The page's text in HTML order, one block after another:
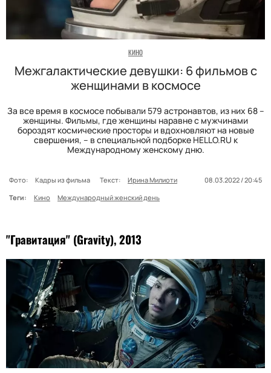
КИНО
Межгалактические девушки: 6 фильмов с
женщинами в космосе
За все время в космосе побывали 579 астронавтов, из них 68 –
женщины. Фильмы, где женщины наравне с мужчинами
бороздят космические просторы и вдохновляют на новые
свершения, – в специальной подборке HELLO.RU к
Международному женскому дню.
Фото: Кадры из фильма Текст: Ирина Милиоти
08.03.2022 / 20:45
Теги:
Кино Международный женский день
"Гравитация" (Gravity), 2013